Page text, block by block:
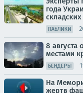
года
ПАБЛИКИ
8 августа
местами
БЕНДЕРЫ
На
жертв